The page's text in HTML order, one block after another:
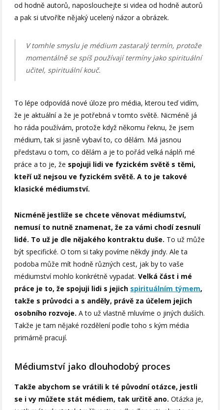
od hodně autorů, naposlouchejte si videa od hodně autorů
a pak si utvoříte nějaký ucelený názor a obrázek.
V tomhle smyslu je médium zastaralý termín, protože
momentálně se spíš používají termíny jako spirituální
učitel, spirituální kouč.
To lépe odpovídá nové úloze pro média, kterou teď vidím,
že je aktuální a že je potřebná v tomto světě. Nicméně já
ho ráda používám, protože když někomu řeknu, že jsem
médium, tak si jasně vybaví to, co dělám. Má jasnou
představu o tom, co dělám a je to pořád velká náplň mé
práce a to je, že spojuji lidi ve fyzickém světě s těmi,
kteří už nejsou ve fyzickém světě. A to je takové
klasické médiumství.
Nicméně jestliže se chcete věnovat médiumství,
nemusí to nutně znamenat, že za vámi chodí zesnulí
lidé. To už je dle nějakého kontraktu duše. To už může
být specifické. O tom si taky povíme někdy jindy. Ale ta
podoba může mít hodně různých cest, jak by to vaše
médiumství mohlo konkrétně vypadat.Velká část i mé
práce je to, že spojuji lidi s jejich spirituálním týmem,
takže s průvodci a s anděly, právě za účelem jejich
osobního rozvoje.A to už vlastně mluvíme o jiných duších.
Takže je tam nějaké rozdělení podle toho s kým média
primárně pracují.
Médiumství jako dlouhodobý proces
Takže abychom se vrátili k té původní otázce, jestli
se i vy můžete stát médiem, tak určitě ano.Otázka je,